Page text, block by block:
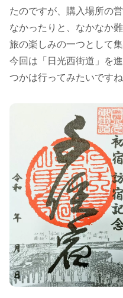
たのですが、購入場所の
なかったりと、なかなか
旅の楽しみの一つとして
今回は「日光西街道」を
つかは行ってみたいですね